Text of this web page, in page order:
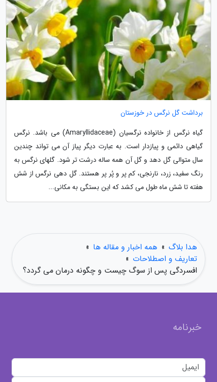
برداشت گل نرگس در خوزستان
گیاه نرگس از خانواده نرگسیان (Amaryllidaceae) می باشد. نرگس
گیاهی دائمی و پیازدار است. به عبارت دیگر پیاز آن می تواند چندین
سال متوالی گل دهد و گل آن همه ساله درشت تر شود. گلهای نرگس به
رنگ سفید، زرد، نارنجی، کم پر و پُر پر هستند. گل دهی نرگس از شش
هفته تا شش ماه طول می کشد که این بستگی به مکانی...
هدا بلاگ » همه اخبار و مقاله ها »
تعاریف و اصطلاحات »
افسردگی پس از سوگ چیست و چگونه درمان می گردد؟
خبرنامه